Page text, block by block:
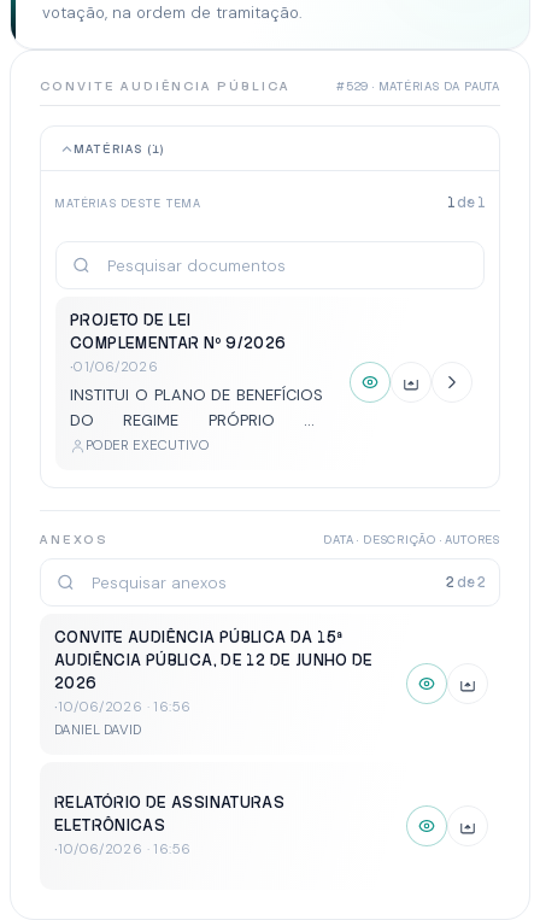
votação, na ordem de tramitação.
CONVITE AUDIÊNCIA PÚBLICA #529 · MATÉRIAS DA PAUTA
MATÉRIAS (1)
MATÉRIAS DESTE TEMA 1 de 1
PROJETO DE LEI
COMPLEMENTAR Nº 9/2026
·01/06/2026
INSTITUI O PLANO DE BENEFÍCIOS
DO REGIME PRÓPRIO DE
PREVIDÊNCIA SOCIAL DO
EMENDA CONSTITUCIONAL Nº 103,
DE 12 DE NOVEMBRO DE
2019;ESTABELECE REGRAS
PARA APOSENTADORIAS E
PENSÕES; DISPÕE SOBRE O
CÁLCULO E O REAJUSTE D...
PODER EXECUTIVO
ANEXOS DATA · DESCRIÇÃO · AUTORES
2 de2
CONVITE AUDIÊNCIA PÚBLICA DA 15ª
AUDIÊNCIA PÚBLICA, DE 12 DE JUNHO DE
2026
·10/06/2026 · 16:56
DANIEL DAVID
RELATÓRIO DE ASSINATURAS
ELETRÔNICAS
·10/06/2026 · 16:56